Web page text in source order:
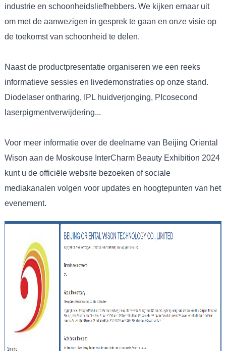
industrie en schoonheidsliefhebbers. We kijken ernaar uit
om met de aanwezigen in gesprek te gaan en onze visie op
de toekomst van schoonheid te delen.
Naast de productpresentatie organiseren we een reeks
informatieve sessies en livedemonstraties op onze stand.
Diodelaser ontharing, IPL huidverjonging, PIcosecond
laserpigmentverwijdering...
Voor meer informatie over de deelname van Beijing Oriental
Wison aan de Moskouse InterCharm Beauty Exhibition 2024
kunt u de officiële website bezoeken of sociale
mediakanalen volgen voor updates en hoogtepunten van het
evenement.